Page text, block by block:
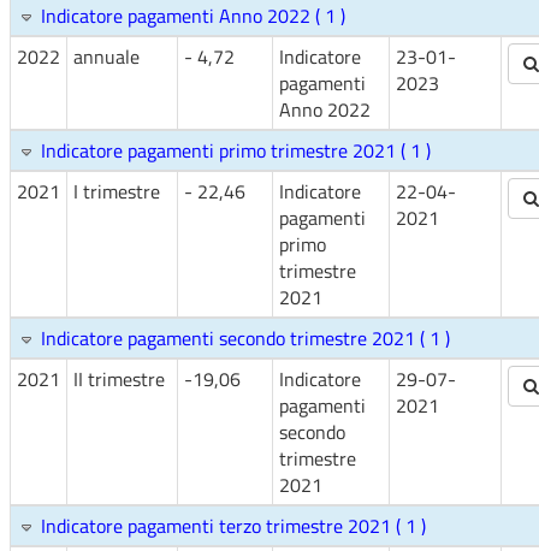
Indicatore pagamenti Anno 2022 ( 1 )
2022 annuale - 4,72
Indicatore
pagamenti
Anno 2022
23-01-
2023
Indicatore pagamenti primo trimestre 2021 ( 1 )
2021 I trimestre - 22,46
Indicatore
pagamenti
primo
trimestre
2021
22-04-
2021
Indicatore pagamenti secondo trimestre 2021 ( 1 )
2021 II trimestre -19,06
Indicatore
pagamenti
secondo
trimestre
2021
29-07-
2021
Indicatore pagamenti terzo trimestre 2021 ( 1 )